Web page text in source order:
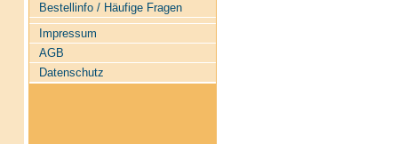
Bestellinfo / Häufige Fragen
Impressum
AGB
Datenschutz